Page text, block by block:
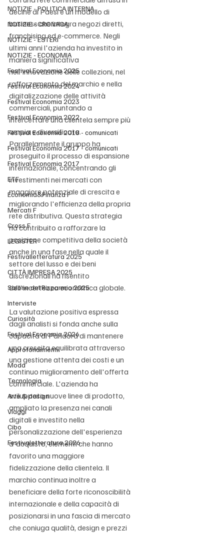
NOTIZIE - POLITICA INTERNA
NOTIZIE - CRONACA
NOTIZIE - ESTERI
NOTIZIE - ECONOMIA
Festival Economia 2025
Festival Economia 2024
Festival Economia 2023
Festival Economia 2022
Festival Economia 2018 - comunicati
Festival Economia 2017 - comunicati
Festival Economia 2017
ETF
Economia&Finanza F
Mercati F
Cross F
LEGISTER
Festivalletteratura 2025
CITTÀ IMPRESA 2025
Salone del Risparmio 2025
Interviste
Curiosità
Festival Economia 2026
Approfondimenti
Moda
Tecnologia
Arte & design
Viaggi
Cibo
Festivaletteratura 2026
decine di Paesi e un modello di
business che integra negozi diretti,
franchising ed e-commerce. Negli
ultimi anni l'azienda ha investito in
maniera significativa
nell'innovazione delle collezioni, nel
rafforzamento del marchio e nella
digitalizzazione delle attività
commerciali, puntando a
intercettare una clientela sempre più
ampia e diversificata.
Parallelamente il gruppo ha
proseguito il processo di espansione
internazionale, concentrando gli
investimenti nei mercati con
maggiore potenziale di crescita e
migliorando l'efficienza della propria
rete distributiva. Questa strategia
ha contribuito a rafforzare la
posizione competitiva della società
anche in una fase nella quale il
settore del lusso e dei beni
discrezionali ha risentito
dell'incertezza economica globale.
La valutazione positiva espressa
dagli analisti si fonda anche sulla
capacità di Pandora di mantenere
una crescita equilibrata attraverso
una gestione attenta dei costi e un
continuo miglioramento dell'offerta
commerciale. L'azienda ha
sviluppato nuove linee di prodotto,
ampliato la presenza nei canali
digitali e investito nella
personalizzazione dell'esperienza
d'acquisto, elementi che hanno
favorito una maggiore
fidelizzazione della clientela. Il
marchio continua inoltre a
beneficiare della forte riconoscibilità
internazionale e della capacità di
posizionarsi in una fascia di mercato
che coniuga qualità, design e prezzi